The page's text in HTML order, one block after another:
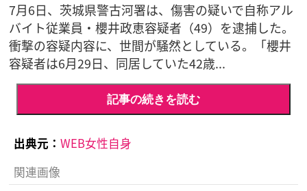
7月6日、茨城県警古河署は、傷害の疑いで自称アル
バイト従業員・櫻井政恵容疑者（49）を逮捕した。
衝撃の容疑内容に、世間が騒然としている。「櫻井
容疑者は6月29日、同居していた42歳...
記事の続きを読む
出典元： WEB女性自身
関連画像